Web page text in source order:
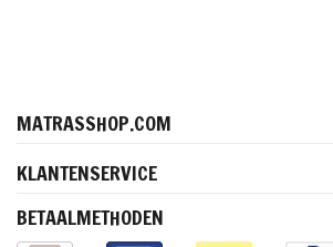
MATRASSHOP.COM
KLANTENSERVICE
BETAALMETHODEN